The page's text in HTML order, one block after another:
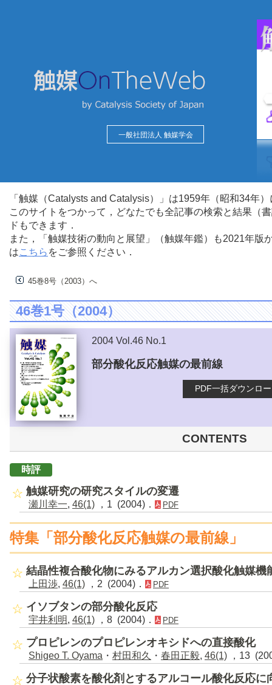
一般社団法人 触媒学会
「触媒（Catalysts and Catalysis）」は1959年（昭和34年
このサイトをつかって，どなたでも全記事の検索と結果（
ドもできます．
また，「触媒技術の動向と展望」（触媒年鑑）も2021年
はこちら をご参照ください．
45巻8号（2003）へ
46巻1号（2004）
2004 Vol.46 No.1
部分酸化反応触媒の最前線
PDF一括ダウンロ
CONTENTS
時評
触媒研究の研究スタイルの変遷
瀬川幸一, 46(1) ，1 (2004)． PDF
特集「部分酸化反応触媒の最前線」
結晶性複合酸化物にみるアルカン選択酸化触媒機
上田渉, 46(1) ，2 (2004)． PDF
イソブタンの部分酸化反応
宇井利明, 46(1) ，8 (2004)． PDF
プロピレンのプロピレンオキシドへの直接酸化
Shigeo T. Oyama ・ 村田和久 ・ 春田正毅, 46(1) ，13
分子状酸素を酸化剤とするアルコール酸化反応に